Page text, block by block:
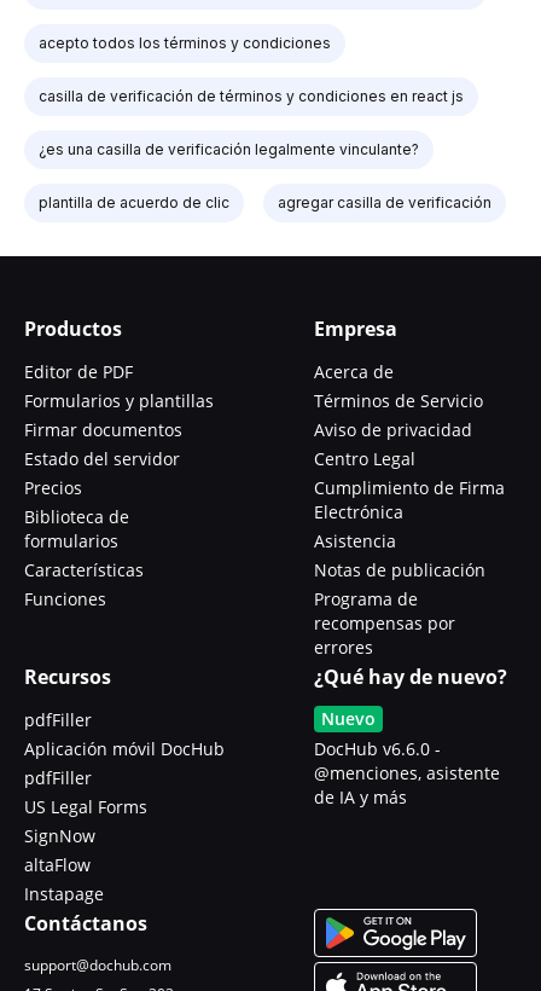
acepto todos los términos y condiciones
casilla de verificación de términos y condiciones en react js
¿es una casilla de verificación legalmente vinculante?
plantilla de acuerdo de clic agregar casilla de verificación
Productos
Editor de PDF
Formularios y plantillas
Firmar documentos
Estado del servidor
Precios
Biblioteca de
formularios
Características
Funciones
Empresa
Acerca de
Términos de Servicio
Aviso de privacidad
Centro Legal
Cumplimiento de Firma
Electrónica
Asistencia
Notas de publicación
Programa de
recompensas por
errores
Recursos
pdfFiller
Aplicación móvil DocHub
pdfFiller
US Legal Forms
SignNow
altaFlow
Instapage
¿Qué hay de nuevo?
Nuevo
DocHub v6.6.0 -
@menciones, asistente
de IA y más
Contáctanos
support@dochub.com